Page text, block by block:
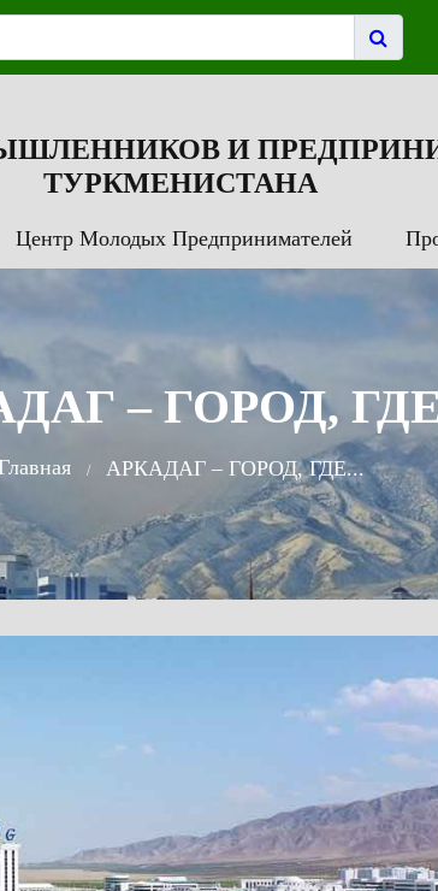
И
ТУРКМЕНИСТАНА
Центр Молодых Предпринимателей
– ГОРОД,
АРКАДАГ – ГОРОД, ГДЕ...